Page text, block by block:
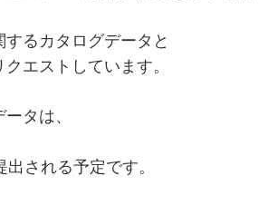
するカタログデータと
エストしています。
タは、
される予定です。